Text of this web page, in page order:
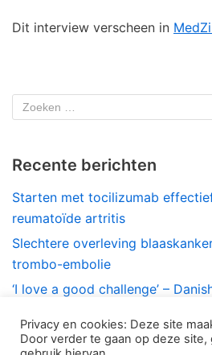
Dit interview verscheen in
Recente berichten
Starten met tocilizumab
reumatoïde artritis
Slechtere overleving
trombo-embolie
‘I love a good challenge’ –
A scientist’s search for
Privacy en cookies: Deze site
Door verder te gaan op deze